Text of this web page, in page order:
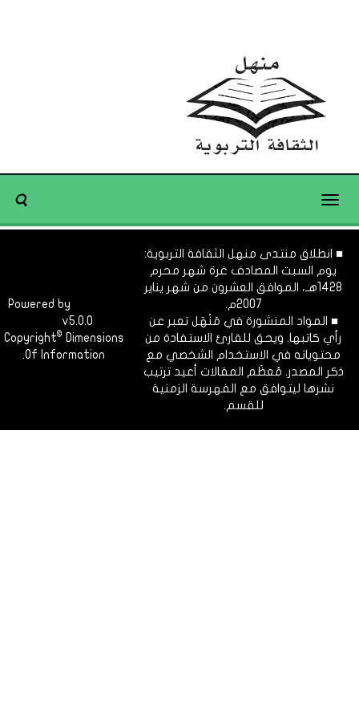
Toggle
■ انطلاق منتدى منهل الثقافة التربوية:
يوم السبت المصادف غرة شهر محرم
1428هـ، الموافق العشرون من شهر يناير
2007م.
■ المواد المنشورة في مَنْهَل تعبر عن
رأي كاتبها. ويحق للقارئ الاستفادة من
محتوياته في الاستخدام الشخصي مع
ذكر المصدر. مُعظَم المقالات أعيد ترتيب
نشرها ليتوافق مع الفهرسة الزمنية
للقسم.
Powered by
v5.0.0
Copyright©
Dimensions
Of Information.